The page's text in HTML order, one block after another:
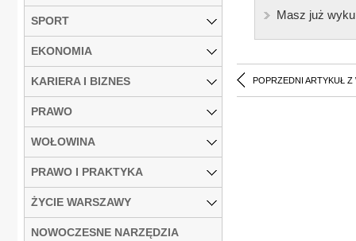
Masz już
POPRZEDNI ARTYKUŁ Z
SPORT
EKONOMIA
KARIERA I BIZNES
PRAWO
WOŁOWINA
PRAWO I PRAKTYKA
ŻYCIE WARSZAWY
NOWOCZESNE NARZĘDZIA